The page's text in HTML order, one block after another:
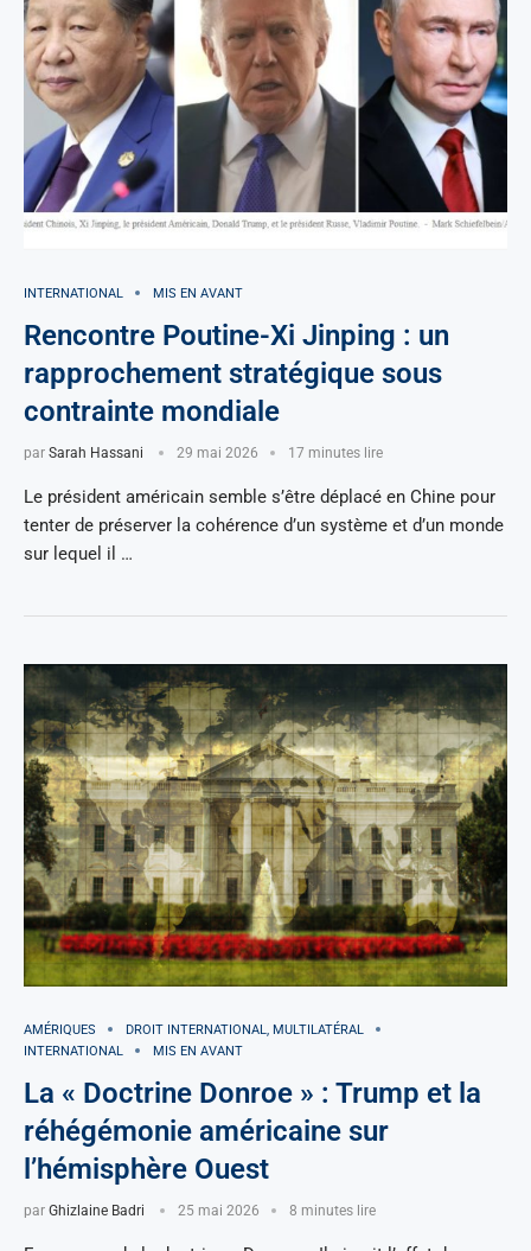
INTERNATIONAL MIS EN AVANT
Rencontre Poutine-Xi Jinping : un
rapprochement stratégique sous
contrainte mondiale
par Sarah Hassani 29 mai 2026 17 minutes lire
Le président américain semble s’être déplacé en Chine pour
tenter de préserver la cohérence d’un système et d’un monde
sur lequel il …
AMÉRIQUES
DROIT INTERNATIONAL, MULTILATÉRAL
INTERNATIONAL
MIS EN AVANT
La « Doctrine Donroe » : Trump et la
réhégémonie américaine sur
l’hémisphère Ouest
par Ghizlaine Badri 25 mai 2026 8 minutes lire